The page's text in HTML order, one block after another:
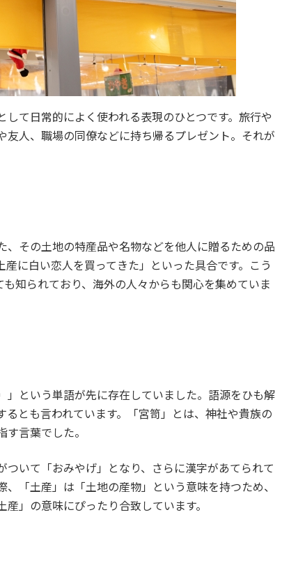
して日常的によく使われる表現のひとつです。旅行や
人、職場の同僚などに持ち帰るプレゼント。それが
その土地の特産品や名物などを他人に贈るための品
に白い恋人を買ってきた」といった具合です。こう
知られており、海外の人々からも関心を集めていま
」という単語が先に存在していました。語源をひも解
とも言われています。「宮笥」とは、神社や貴族の
言葉でした。
いて「おみやげ」となり、さらに漢字があてられて
、「土産」は「土地の産物」という意味を持つため、
」の意味にぴったり合致しています。